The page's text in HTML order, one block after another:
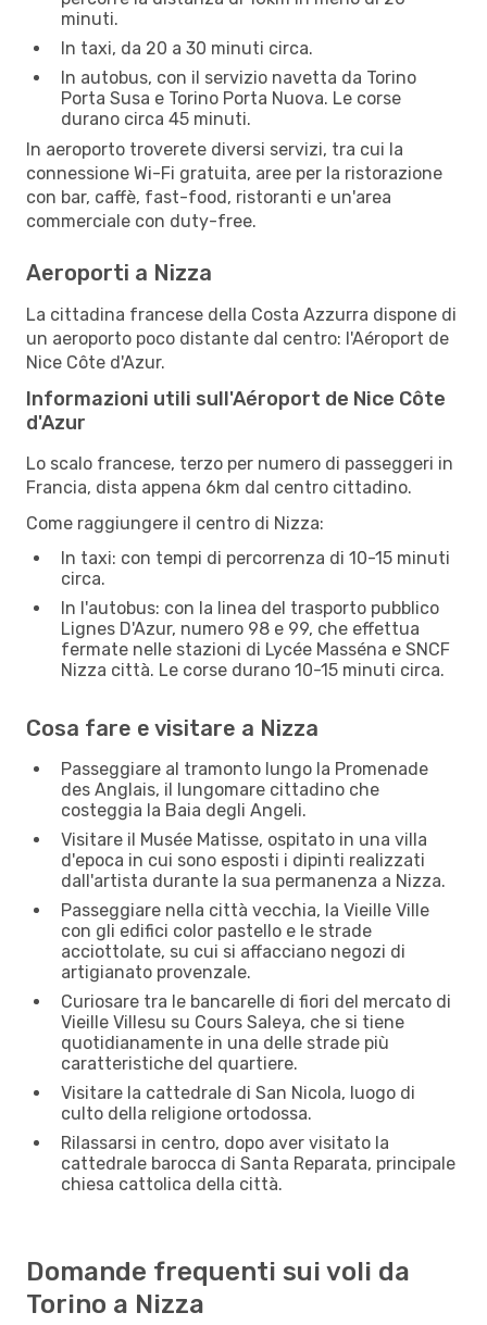
minuti.
In taxi, da 20 a 30 minuti circa.
In autobus, con il servizio navetta da Torino
Porta Susa e Torino Porta Nuova. Le corse
durano circa 45 minuti.
In aeroporto troverete diversi servizi, tra cui la
connessione Wi-Fi gratuita, aree per la ristorazione
con bar, caffè, fast-food, ristoranti e un'area
commerciale con duty-free.
Aeroporti a Nizza
La cittadina francese della Costa Azzurra dispone di
un aeroporto poco distante dal centro: l'Aéroport de
Nice Côte d'Azur.
Informazioni utili sull'Aéroport de Nice Côte
d'Azur
Lo scalo francese, terzo per numero di passeggeri in
Francia, dista appena 6km dal centro cittadino.
Come raggiungere il centro di Nizza:
In taxi: con tempi di percorrenza di 10-15 minuti
circa.
In l'autobus: con la linea del trasporto pubblico
Lignes D'Azur, numero 98 e 99, che effettua
fermate nelle stazioni di Lycée Masséna e SNCF
Nizza città. Le corse durano 10-15 minuti circa.
Cosa fare e visitare a Nizza
Passeggiare al tramonto lungo la Promenade
des Anglais, il lungomare cittadino che
costeggia la Baia degli Angeli.
Visitare il Musée Matisse, ospitato in una villa
d'epoca in cui sono esposti i dipinti realizzati
dall'artista durante la sua permanenza a Nizza.
Passeggiare nella città vecchia, la Vieille Ville
con gli edifici color pastello e le strade
acciottolate, su cui si affacciano negozi di
artigianato provenzale.
Curiosare tra le bancarelle di fiori del mercato di
Vieille Villesu su Cours Saleya, che si tiene
quotidianamente in una delle strade più
caratteristiche del quartiere.
Visitare la cattedrale di San Nicola, luogo di
culto della religione ortodossa.
Rilassarsi in centro, dopo aver visitato la
cattedrale barocca di Santa Reparata, principale
chiesa cattolica della città.
Domande frequenti sui voli da
Torino a Nizza